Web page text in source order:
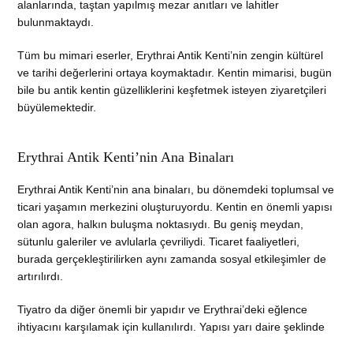
alanlarında, taştan yapılmış mezar anıtları ve lahitler
bulunmaktaydı.
Tüm bu mimari eserler, Erythrai Antik Kenti’nin zengin kültürel
ve tarihi değerlerini ortaya koymaktadır. Kentin mimarisi, bugün
bile bu antik kentin güzelliklerini keşfetmek isteyen ziyaretçileri
büyülemektedir.
Erythrai Antik Kenti’nin Ana Binaları
Erythrai Antik Kenti’nin ana binaları, bu dönemdeki toplumsal ve
ticari yaşamın merkezini oluşturuyordu. Kentin en önemli yapısı
olan agora, halkın buluşma noktasıydı. Bu geniş meydan,
sütunlu galeriler ve avlularla çevriliydi. Ticaret faaliyetleri,
burada gerçekleştirilirken aynı zamanda sosyal etkileşimler de
artırılırdı.
Tiyatro da diğer önemli bir yapıdır ve Erythrai’deki eğlence
ihtiyacını karşılamak için kullanılırdı. Yapısı yarı daire şeklinde